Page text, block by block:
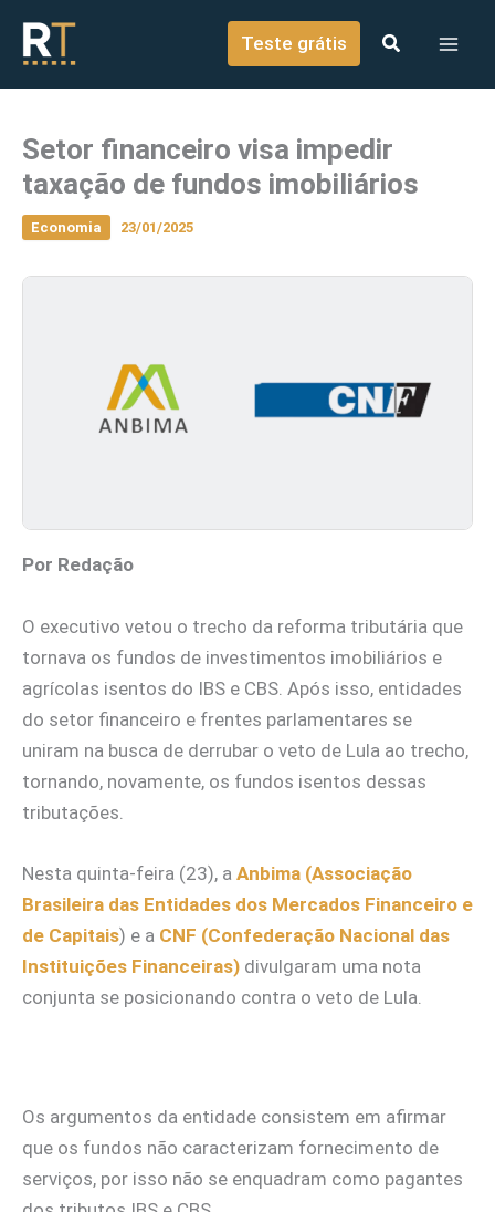
conteúdo
Teste grátis
Setor financeiro visa impedir
taxação de fundos imobiliários
Economia 23/01/2025
Por Redação
O executivo vetou o trecho da reforma tributária que
tornava os fundos de investimentos imobiliários e
agrícolas isentos do IBS e CBS. Após isso, entidades
do setor financeiro e frentes parlamentares se
uniram na busca de derrubar o veto de Lula ao trecho,
tornando, novamente, os fundos isentos dessas
tributações.
Nesta quinta-feira (23), a Anbima (Associação
Brasileira das Entidades dos Mercados Financeiro e
de Capitais) e a CNF (Confederação Nacional das
Instituições Financeiras) divulgaram uma nota
conjunta se posicionando contra o veto de Lula.
Os argumentos da entidade consistem em afirmar
que os fundos não caracterizam fornecimento de
serviços, por isso não se enquadram como pagantes